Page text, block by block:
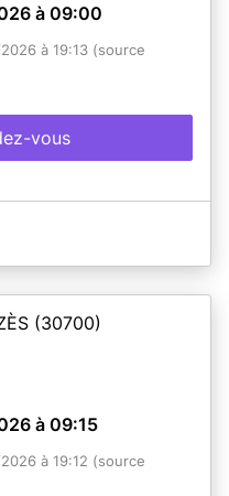
de la Naïade, du
du lundi au
à 17h
de 14h à 17h
titre d'identité se fait
l'ancien titre à la
plus
à 09:00
à 19:13 (source
vous
(30700)
à 09:15
à 19:12 (source